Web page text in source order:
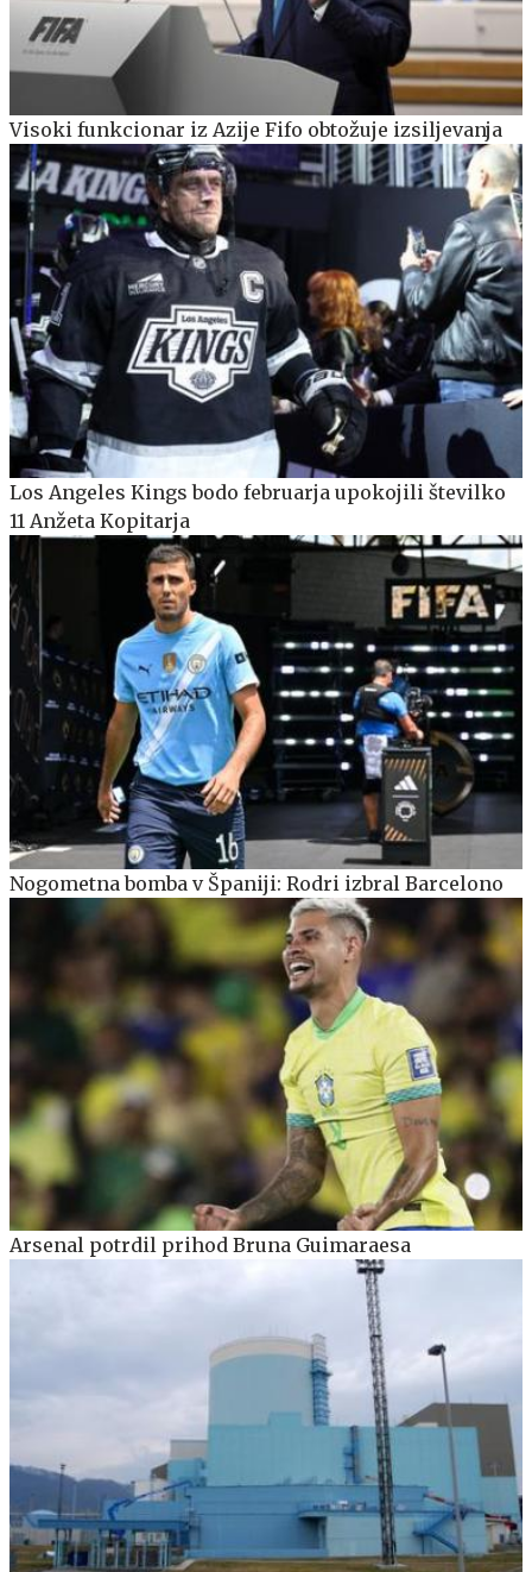
Visoki funkcionar iz Azije Fifo obtožuje izsiljevanja
Los Angeles Kings bodo februarja upokojili številko
11 Anžeta Kopitarja
Nogometna bomba v Španiji: Rodri izbral Barcelono
Arsenal potrdil prihod Bruna Guimaraesa